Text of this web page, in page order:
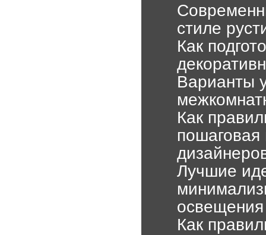
стиле
Как
Варианты
Как
Лучшие
освещения
Как